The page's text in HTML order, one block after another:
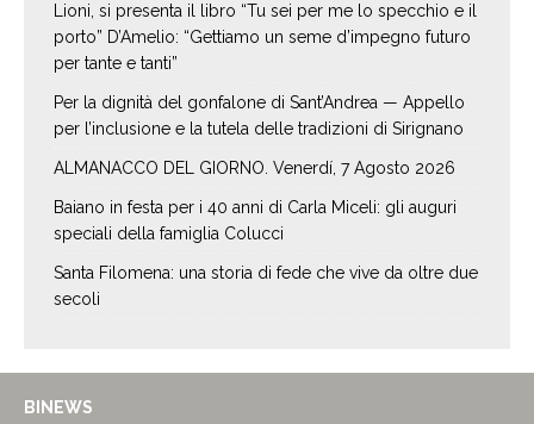
Lioni, si presenta il libro “Tu sei per me lo specchio e il
porto” D’Amelio: “Gettiamo un seme d’impegno futuro
per tante e tanti”
Per la dignità del gonfalone di Sant’Andrea — Appello
per l’inclusione e la tutela delle tradizioni di Sirignano
ALMANACCO DEL GIORNO. Venerdí, 7 Agosto 2026
Baiano in festa per i 40 anni di Carla Miceli: gli auguri
speciali della famiglia Colucci
Santa Filomena: una storia di fede che vive da oltre due
secoli
BINEWS